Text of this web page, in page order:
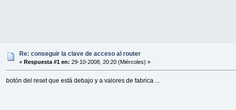
Re: conseguir la clave de acceso al router
« Respuesta #1 en: 29-10-2008, 20:20 (Miércoles) »
botón del reset que está debajo y a valores de fabrica ...